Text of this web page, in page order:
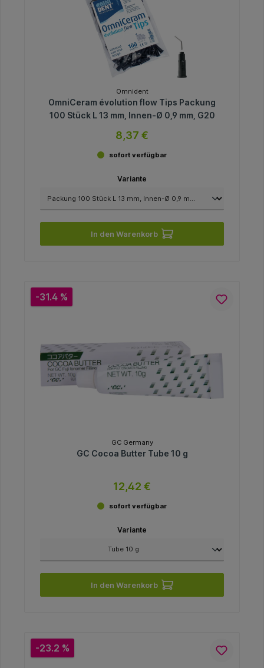
Omnident
OmniCeram évolution flow Tips Packung
100 Stück L 13 mm, Innen-Ø 0,9 mm, G20
8,37 €
sofort verfügbar
Variante
In den Warenkorb
-31.4 %
GC Germany
GC Cocoa Butter Tube 10 g
12,42 €
sofort verfügbar
Variante
In den Warenkorb
-23.2 %